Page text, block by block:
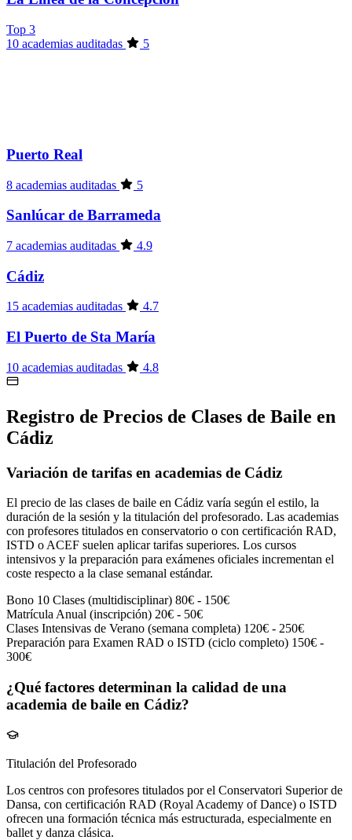
Top 3
10 academias auditadas
5
Puerto Real
8 academias auditadas 5
Sanlúcar de Barrameda
7 academias auditadas 4.9
Cádiz
15 academias auditadas 4.7
El Puerto de Sta María
10 academias auditadas 4.8
Registro de Precios de Clases de Baile en
Cádiz
Variación de tarifas en academias de Cádiz
El precio de las clases de baile en Cádiz varía según el estilo, la
duración de la sesión y la titulación del profesorado. Las academias
con profesores titulados en conservatorio o con certificación RAD,
ISTD o ACEF suelen aplicar tarifas superiores. Los cursos
intensivos y la preparación para exámenes oficiales incrementan el
coste respecto a la clase semanal estándar.
Bono 10 Clases (multidisciplinar) 80€ - 150€
Matrícula Anual (inscripción) 20€ - 50€
Clases Intensivas de Verano (semana completa) 120€ - 250€
Preparación para Examen RAD o ISTD (ciclo completo) 150€ -
300€
¿Qué factores determinan la calidad de una
academia de baile en Cádiz?
Titulación del Profesorado
Los centros con profesores titulados por el Conservatori Superior de
Dansa, con certificación RAD (Royal Academy of Dance) o ISTD
ofrecen una formación técnica más estructurada, especialmente en
ballet y danza clásica.